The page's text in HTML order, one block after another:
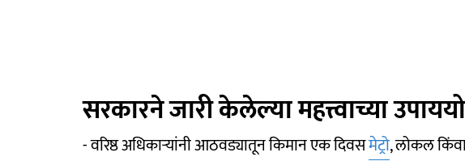
सरकारने जारी केलेल्या महत्त्वाच्या
- वरिष्ठ अधिकाऱ्यांनी आठवड्यातून किमान एक दिवसमेट्रो, लोकल